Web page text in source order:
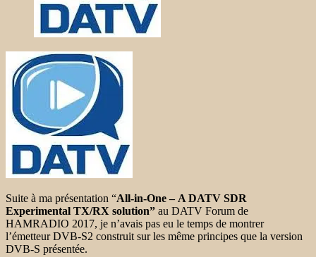
Suite à ma présentation “All-in-One – A DATV SDR
Experimental TX/RX solution” au DATV Forum de
HAMRADIO 2017, je n’avais pas eu le temps de montrer
l’émetteur DVB-S2 construit sur les même principes que la version
DVB-S présentée.